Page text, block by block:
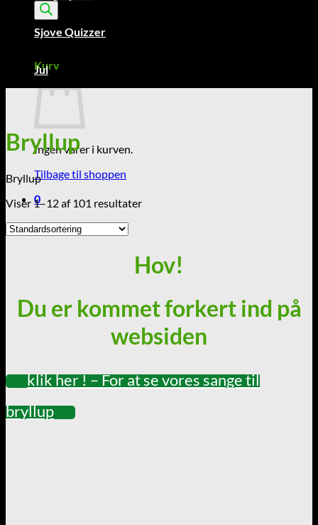
search
Kurv
Ingen varer i kurven.
Tilbage til shoppen
0
Sjove Quizzer
Jul
Bryllup
Bryllup
Viser 1–12 af 101 resultater
Hov!
Du er kommet forkert ind på
websiden
klik her ! – For at se vores sange til
bryllup